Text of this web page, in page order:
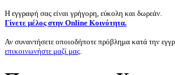
Η εγγραφή σας είναι γρήγορη, εύκολη και δωρεάν.
Γίνετε μέλος στην Online Κοινότητα.
Αν συναντήσετε οποιοδήποτε πρόβλημα κατά την
επικοινωνήστε μαζί μας.